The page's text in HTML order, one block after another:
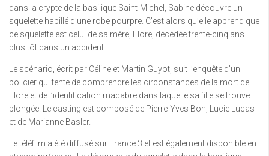
dans la crypte de la basilique Saint-Michel, Sabine découvre un
squelette habillé d’une robe pourpre. C’est alors qu’elle apprend que
ce squelette est celui de sa mère, Flore, décédée trente-cinq ans
plus tôt dans un accident.
Le scénario, écrit par Céline et Martin Guyot, suit l’enquête d’un
policier qui tente de comprendre les circonstances de la mort de
Flore et de l’identification macabre dans laquelle sa fille se trouve
plongée. Le casting est composé de Pierre-Yves Bon, Lucie Lucas
et de Marianne Basler.
Le téléfilm a été diffusé sur France 3 et est également disponible en